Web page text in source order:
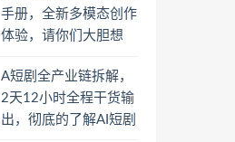
手册，全新多模态创作
体验，请你们大胆想
A短剧全产业链拆解，
2天12小时全程干货输
出，彻底的了解AI短剧